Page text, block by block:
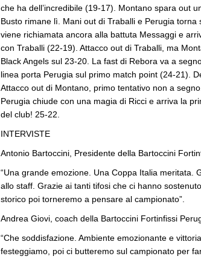
che ha dell’incredibile (19-17). Montano spara out
Busto rimane lì. Mani out di Traballi e Perugia torna
viene richiamata ancora alla battuta Messaggi e
con Traballi (22-19). Attacco out di Traballi, ma
Black Angels sul 23-20. La fast di Rebora va a
linea porta Perugia sul primo match point (24-21).
Attacco out di Montano, primo tentativo non a
Perugia chiude con una magia di Ricci e arriva la
del club! 25-22.
INTERVISTE
Antonio Bartoccini, Presidente della Bartoccini
“Una grande emozione. Una Coppa Italia meritata.
allo staff. Grazie ai tanti tifosi che ci hanno
storico poi torneremo a pensare al campionato”.
Andrea Giovi, coach della Bartoccini Fortinfissi
“Che soddisfazione. Ambiente emozionante e
festeggiamo, poi ci butteremo sul campionato per